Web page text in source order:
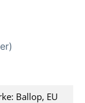
Ballop, EU